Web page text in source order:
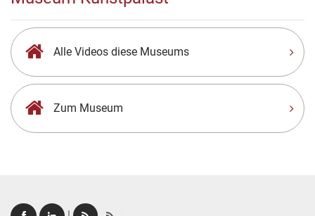
Alle Videos diese Museums
Zum Museum